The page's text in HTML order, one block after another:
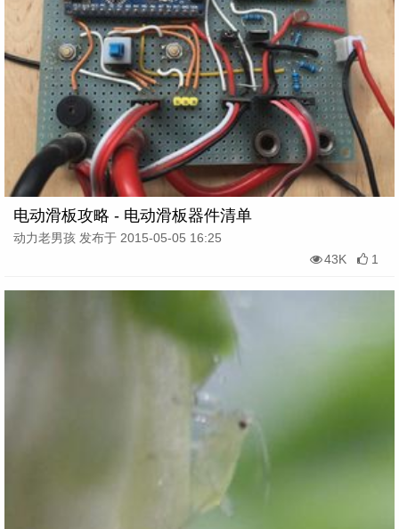
电动滑板攻略 - 电动滑板器件清单
动力老男孩 发布于 2015-05-05 16:25
43K
1